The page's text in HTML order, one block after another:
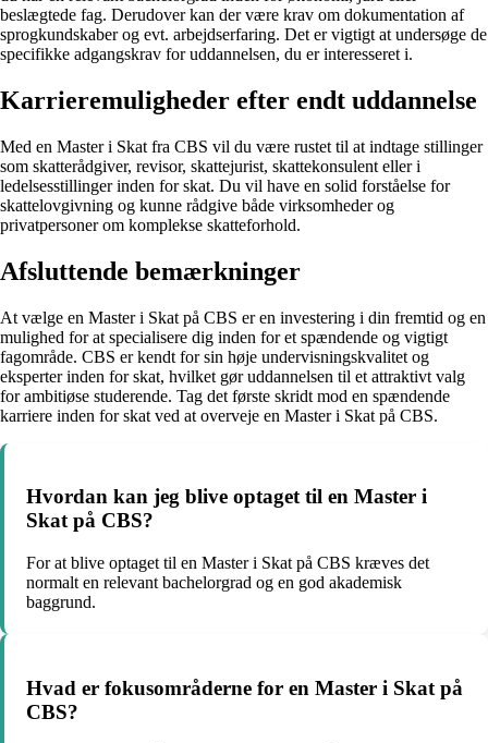
beslægtede fag. Derudover kan der være krav om dokumentation af
sprogkundskaber og evt. arbejdserfaring. Det er vigtigt at undersøge de
specifikke adgangskrav for uddannelsen, du er interesseret i.
Karrieremuligheder efter endt uddannelse
Med en Master i Skat fra CBS vil du være rustet til at indtage stillinger
som skatterådgiver, revisor, skattejurist, skattekonsulent eller i
ledelsesstillinger inden for skat. Du vil have en solid forståelse for
skattelovgivning og kunne rådgive både virksomheder og
privatpersoner om komplekse skatteforhold.
Afsluttende bemærkninger
At vælge en Master i Skat på CBS er en investering i din fremtid og en
mulighed for at specialisere dig inden for et spændende og vigtigt
fagområde. CBS er kendt for sin høje undervisningskvalitet og
eksperter inden for skat, hvilket gør uddannelsen til et attraktivt valg
for ambitiøse studerende. Tag det første skridt mod en spændende
karriere inden for skat ved at overveje en Master i Skat på CBS.
Hvordan kan jeg blive optaget til en Master i
Skat på CBS?
For at blive optaget til en Master i Skat på CBS kræves det
normalt en relevant bachelorgrad og en god akademisk
baggrund.
Hvad er fokusområderne for en Master i Skat på
CBS?